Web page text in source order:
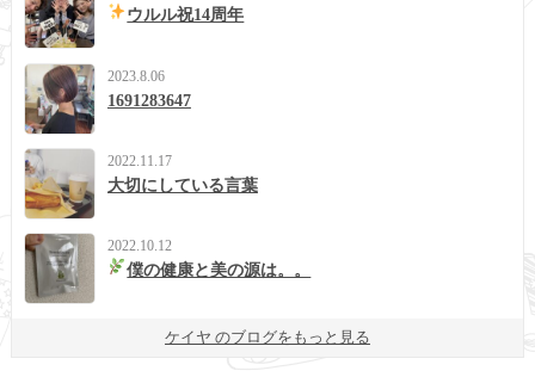
ウルル祝14周年
2023.8.06
1691283647
2022.11.17
大切にしている言葉
2022.10.12
僕の健康と美の源は。。
ケイヤ のブログをもっと見る